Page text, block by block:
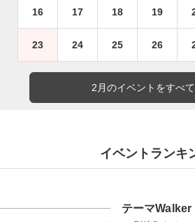
16 17 18 19
23 24 25 26
2月のイベントをすべ
イベントランキ
テーマWalker